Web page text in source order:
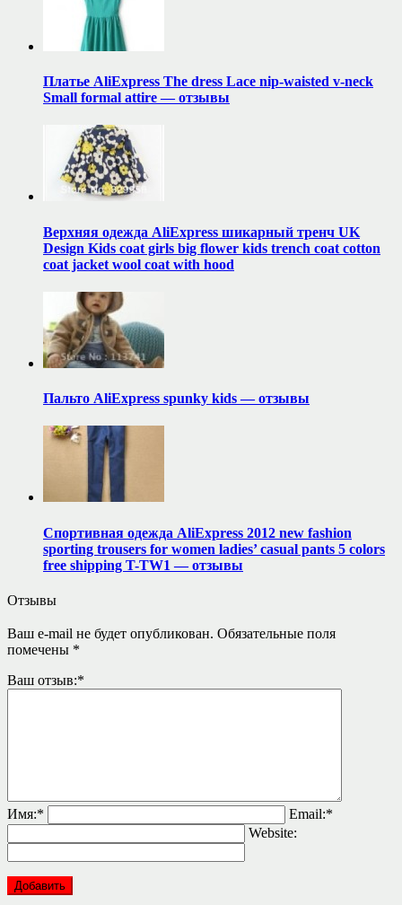
Платье AliExpress The dress Lace nip-waisted v-neck
Small formal attire — отзывы
Верхняя одежда AliExpress шикарный тренч UK
Design Kids coat girls big flower kids trench coat cotton
coat jacket wool coat with hood
Пальто AliExpress spunky kids — отзывы
Спортивная одежда AliExpress 2012 new fashion
sporting trousers for women ladies’ casual pants 5 colors
free shipping T-TW1 — отзывы
Отзывы
Ваш e-mail не будет опубликован. Обязательные поля
помечены *
Ваш отзыв:*
Имя:* Email:*
Website: